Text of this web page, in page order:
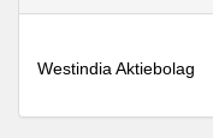
Westindia Aktiebolag